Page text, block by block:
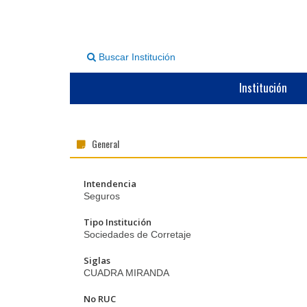
Buscar Institución
Institución
General
Intendencia
Seguros
Tipo Institución
Sociedades de Corretaje
Siglas
CUADRA MIRANDA
No RUC